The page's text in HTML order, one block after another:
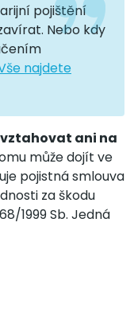
pojištění
Nebo kdy
najdete
ani na
může dojít ve
pojistná smlouva
za škodu
1999 Sb. Jedná